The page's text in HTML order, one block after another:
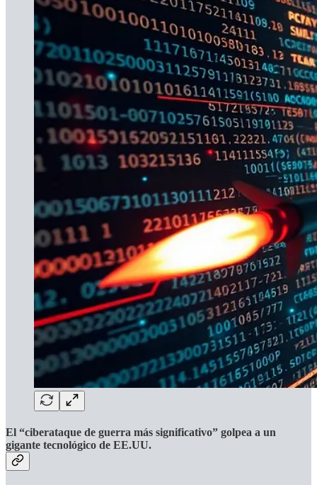
El “ciberataque de guerra más significativo” golpea a un
gigante tecnológico de EE.UU.